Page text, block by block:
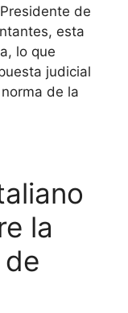
de
esta
lo que
judicial
de la
la